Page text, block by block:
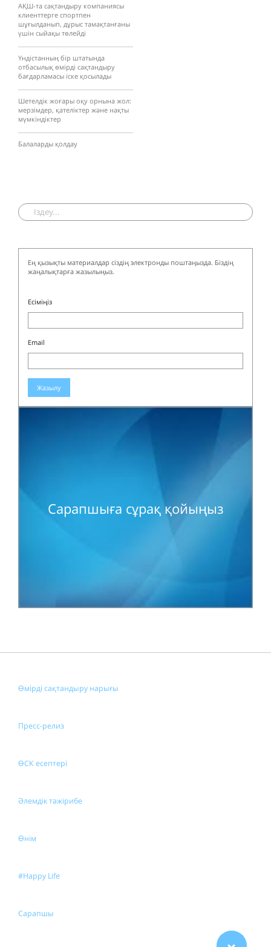
АҚШ-та сақтандыру компаниясы
клиенттерге спортпен
шұғылданып, дұрыс тамақтанғаны
үшін сыйақы төлейді
Үндістанның бір штатында
отбасылық өмірді сақтандыру
бағдарламасы іске қосылады
Шетелдік жоғары оқу орнына жол:
мерзімдер, қателіктер және нақты
мүмкіндіктер
Балаларды қолдау
Ең қызықты материалдар сіздің электронды поштаңызда. Біздің
жаңалықтарға жазылыңыз.
Есіміңіз
Email
Жазылу
Сарапшыға сұрақ қойыңыз
Өмірді сақтандыру нарығы
Пресс-релиз
ӨСК есептері
Әлемдік тәжірибе
Өнім
#Happy Life
Сарапшы